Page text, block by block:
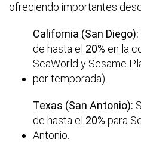
ofreciendo importantes
California (San Diego):
de hasta el 20% en la
SeaWorld y Sesame
por temporada).
Texas (San Antonio):
de hasta el 20% para
Antonio.